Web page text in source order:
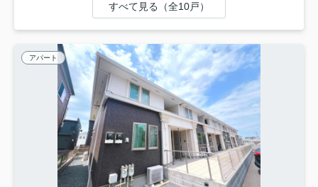
すべて見る（全10戸）
アパート